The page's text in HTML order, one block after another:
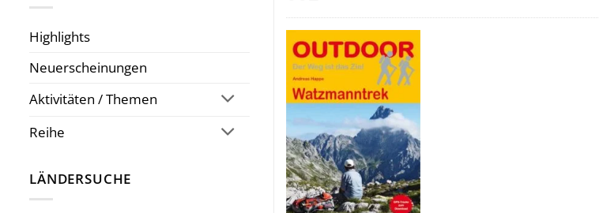
Highlights
Neuerscheinungen
Aktivitäten / Themen
Reihe
LÄNDERSUCHE
Zu
Wunschliste
hinzufügen